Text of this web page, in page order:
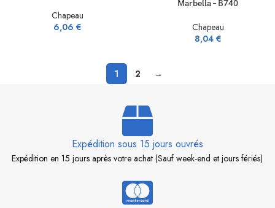
Chapeau
6,06 €
Marbella – B740
Chapeau
8,04 €
1 2 →
Expédition sous 15 jours ouvrés
Expédition en 15 jours après votre achat (Sauf week-end et jours fériés)